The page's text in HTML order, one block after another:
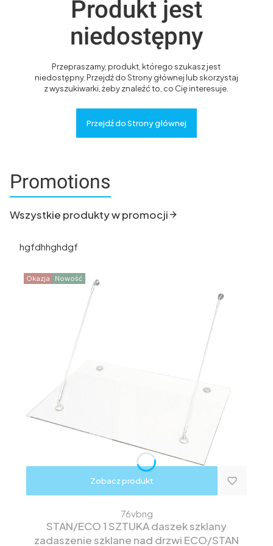
Produkt jest
niedostępny
Przepraszamy, produkt, którego szukasz jest
niedostępny. Przejdź do Strony głównej lub skorzystaj
z wyszukiwarki, żeby znaleźć to, co Cię interesuje.
Przejdź do Strony głównej
Promotions
Wszystkie produkty w promocji
hgfdhhghdgf
Okazja Nowość
Zobacz produkt
76vbng
STAN/ECO 1 SZTUKA daszek szklany
zadaszenie szklane nad drzwi ECO/STAN